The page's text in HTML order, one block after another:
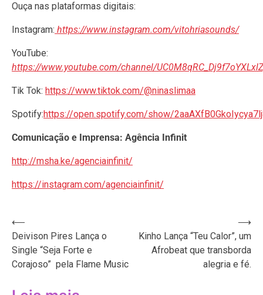
Ouça nas plataformas digitais:
Instagram: https://www.instagram.com/vitohriasounds/
YouTube:
https://www.youtube.com/channel/
Tik Tok: https://www.tiktok.com/@ninaslimaa
Spotify:https://open.spotify.com/show/
Comunicação e Imprensa: Agência Infinit
http://msha.ke/agenciainfinit/
https://instagram.com/agenciainfinit/
Navegação
de
Post
⟵
Deivison Pires Lança o
Single “Seja Forte e
Corajoso” pela Flame Music
Kinho Lança “Teu Calor”, um
Afrobeat que transborda
alegria e fé.
⟶